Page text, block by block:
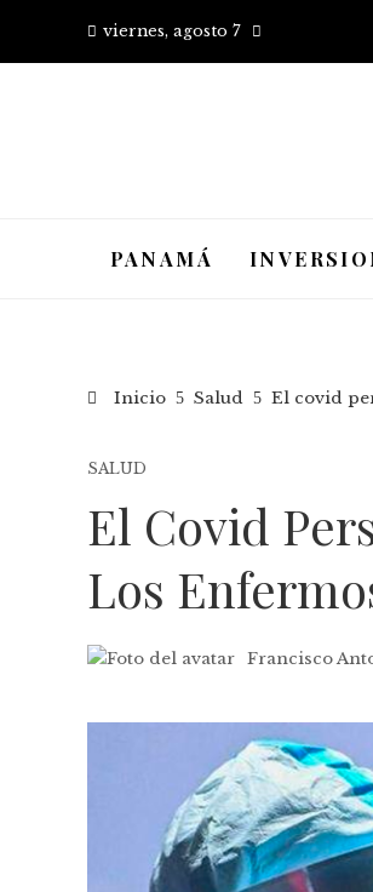
viernes, agosto 7
PANAMÁ
Inicio Salud El covid
SALUD
El Covid
Los
Francisco